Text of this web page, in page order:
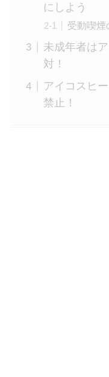
にしよう
受動喫煙
未成年者は
対！
アイコスヒ
禁止！